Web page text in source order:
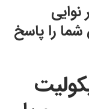
را پاسخ